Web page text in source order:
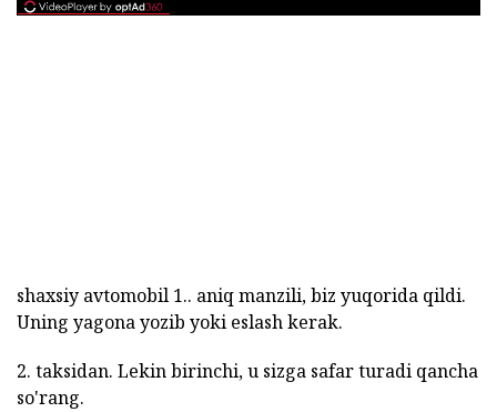
shaxsiy avtomobil 1.. aniq manzili, biz yuqorida qildi.
Uning yagona yozib yoki eslash kerak.
2. taksidan. Lekin birinchi, u sizga safar turadi qancha
so'rang.